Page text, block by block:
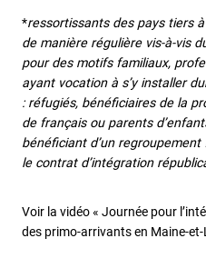
*ressortissants des pays tiers
de manière régulière vis-à-vis
pour des motifs familiaux,
ayant vocation à s’y installer
: réfugiés, bénéficiaires de la
de français ou parents
bénéficiant d’un
le contrat d’intégration
Voir la vidéo « Journée pour
des primo-arrivants en Maine-et-